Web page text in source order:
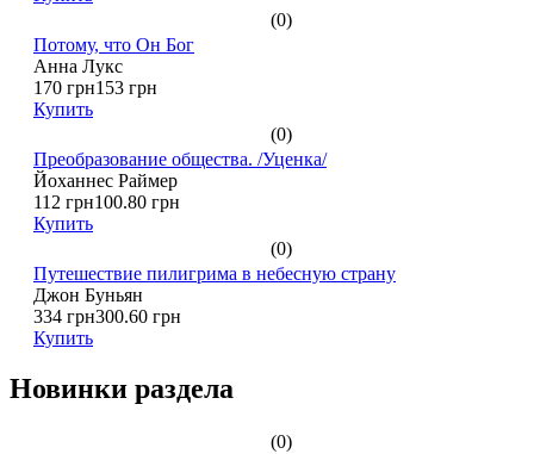
(0)
Потому, что Он Бог
Анна Лукс
170 грн153 грн
Купить
(0)
Преобразование общества. /Уценка/
Йоханнес Раймер
112 грн100.80 грн
Купить
(0)
Путешествие пилигрима в небесную страну
Джон Буньян
334 грн300.60 грн
Купить
Новинки раздела
(0)